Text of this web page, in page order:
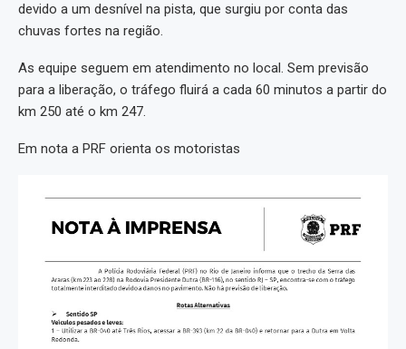
devido a um desnível na pista, que surgiu por conta das
chuvas fortes na região.
As equipe seguem em atendimento no local. Sem previsão
para a liberação, o tráfego fluirá a cada 60 minutos a partir do
km 250 até o km 247.
Em nota a PRF orienta os motoristas